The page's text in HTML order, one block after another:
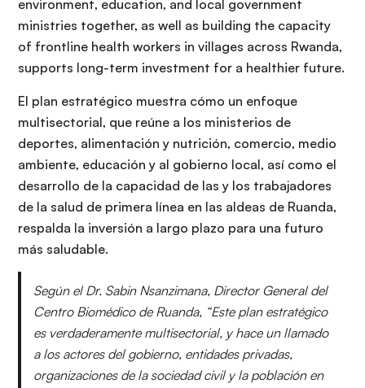
environment, education, and local government
ministries together, as well as building the capacity
of frontline health workers in villages across Rwanda,
supports long-term investment for a healthier future.
El plan estratégico muestra cómo un enfoque
multisectorial, que reúne a los ministerios de
deportes, alimentación y nutrición, comercio, medio
ambiente, educación y al gobierno local, así como el
desarrollo de la capacidad de las y los trabajadores
de la salud de primera línea en las aldeas de Ruanda,
respalda la inversión a largo plazo para una futuro
más saludable.
Según el Dr. Sabin Nsanzimana, Director General del
Centro Biomédico de Ruanda, “Este plan estratégico
es verdaderamente multisectorial, y hace un llamado
a los actores del gobierno, entidades privadas,
organizaciones de la sociedad civil y la población en